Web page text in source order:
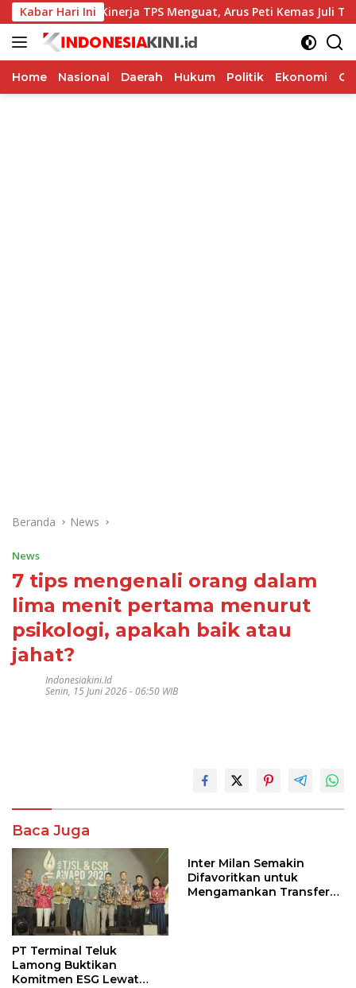
Langsung
ke
konten
Kabar Hari IniKinerja TPS Menguat, Arus Peti Kemas Juli
Home Nasional Daerah Hukum Politik Ekonomi
Beranda News
News
7 tips mengenali orang dalam
lima menit pertama menurut
psikologi, apakah baik atau
jahat?
Indonesiakini.id
Senin, 15 Juni 2026 - 06:50 WIB
Baca Juga
PT Terminal Teluk
Lamong Buktikan
Komitmen ESG Lewat
Inter Milan Semakin
Difavoritkan untuk
Mengamankan Transfer